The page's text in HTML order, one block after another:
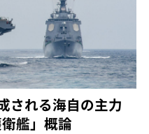
される海自の主力
艦」概論